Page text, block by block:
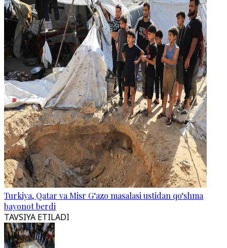
Turkiya, Qatar va Misr G‘azo masalasi ustidan qo‘shma
bayonot berdi
TAVSIYA ETILADI